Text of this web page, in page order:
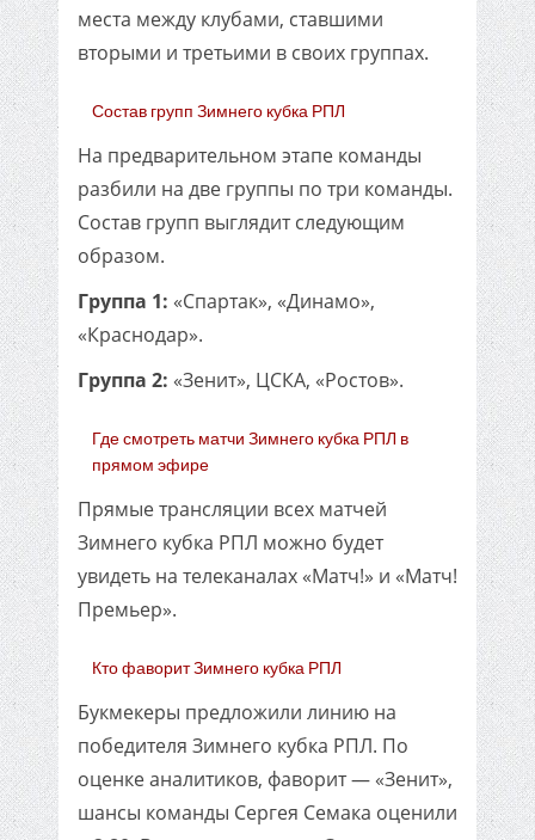
места между клубами, ставшими
вторыми и третьими в своих группах.
Состав групп Зимнего кубка РПЛ
На предварительном этапе команды
разбили на две группы по три команды.
Состав групп выглядит следующим
образом.
Группа 1: «Спартак», «Динамо»,
«Краснодар».
Группа 2: «Зенит», ЦСКА, «Ростов».
Где смотреть матчи Зимнего кубка РПЛ в
прямом эфире
Прямые трансляции всех матчей
Зимнего кубка РПЛ можно будет
увидеть на телеканалах «Матч!» и «Матч!
Премьер».
Кто фаворит Зимнего кубка РПЛ
Букмекеры предложили линию на
победителя Зимнего кубка РПЛ. По
оценке аналитиков, фаворит — «Зенит»,
шансы команды Сергея Семака оценили